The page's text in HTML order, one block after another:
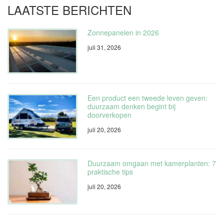
LAATSTE BERICHTEN
Zonnepanelen in 2026
juli 31, 2026
Een product een tweede leven geven:
duurzaam denken begint bij
doorverkopen
juli 20, 2026
Duurzaam omgaan met kamerplanten: 7
praktische tips
juli 20, 2026